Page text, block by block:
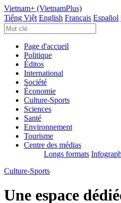
Vietnam+ (VietnamPlus)
Tiếng Việt English Français Español
Page d'accueil
Politique
Éditos
International
Société
Économie
Culture-Sports
Sciences
Santé
Environnement
Tourisme
Centre des médias
Longs formats
Culture-Sports
Une espace